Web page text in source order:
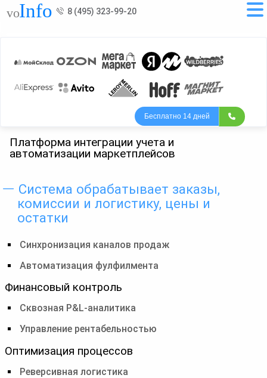
8 (495) 323-99-20
Бесплатно 14 дней
Платформа интеграции учета и
автоматизации маркетплейсов
Система обрабатывает заказы,
комиссии и логистику, цены и
остатки
Синхронизация каналов продаж
Автоматизация фулфилмента
Финансовый контроль
Сквозная P&L-аналитика
Управление рентабельностью
Оптимизация процессов
Реверсивная логистика